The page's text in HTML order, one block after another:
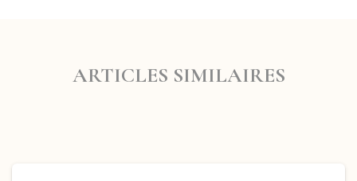
ARTICLES SIMILAIRES